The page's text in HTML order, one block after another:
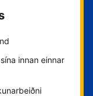
innan einnar